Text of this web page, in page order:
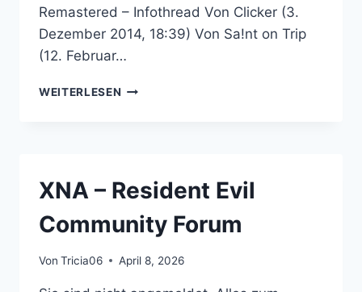
Remastered – Infothread Von Clicker (3.
Dezember 2014, 18:39) Von Sa!nt on Trip
(12. Februar…
WEITERLESEN RESIDENT
COMMUNITY
XNA – Resident Evil
Community Forum
Von Tricia06 April 8, 2026